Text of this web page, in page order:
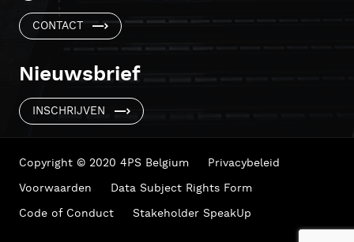
CONTACT
Nieuwsbrief
INSCHRIJVEN
Copyright © 2020 4PS Belgium
Privacybeleid
Voorwaarden
Data Subject Rights Form
Code of Conduct
Stakeholder SpeakUp